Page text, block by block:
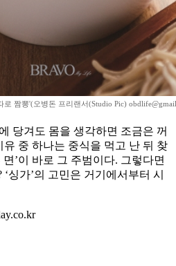
짬뽕'(오병돈 프리랜서(Studio Pic)
당겨도 몸을 생각하면 조금은 꺼
중 하나는 중식을 먹고 난 뒤 찾
면’이 바로 그 주범이다. 그렇다면
싱가’의 고민은 거기에서부터 시